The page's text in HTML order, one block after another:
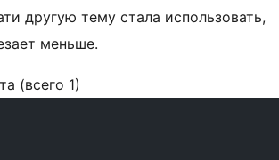
другую тему стала использовать,
меньше.
(всего 1)